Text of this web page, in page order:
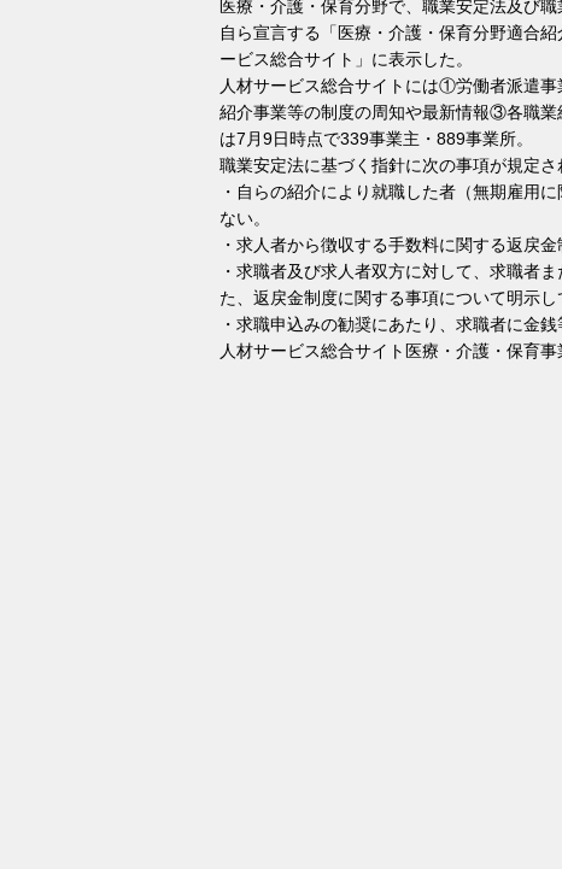
医療・介護・保育分野で、職業安定法及び
自ら宣言する「医療・介護・保育分野適合
ービス総合サイト」に表示した。
人材サービス総合サイトには①労働者派遣
紹介事業等の制度の周知や最新情報③各職
は7月9日時点で339事業主・889事業所。
職業安定法に基づく指針に次の事項が規定さ
・自らの紹介により就職した者（無期雇用
ない。
・求人者から徴収する手数料に関する返戻金
・求職者及び求人者双方に対して、求職者
た、返戻金制度に関する事項について明示し
・求職申込みの勧奨にあたり、求職者に金
人材サービス総合サイト医療・介護・保育